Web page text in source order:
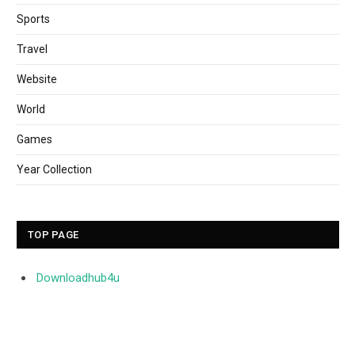
Sports
Travel
Website
World
Games
Year Collection
TOP PAGE
Downloadhub4u